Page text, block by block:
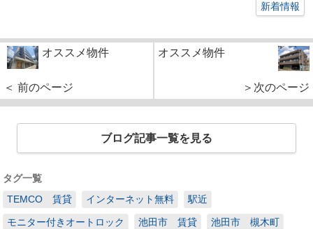
新着情報
オススメ物件
＜ 前のページ
オススメ物件
＞次のページ
ブログ記事一覧を見る
タグ一覧
TEMCO 賃貸
インターネット無料 駅近
モニター付きオートロック 池田市 賃貸
池田市 槻木町